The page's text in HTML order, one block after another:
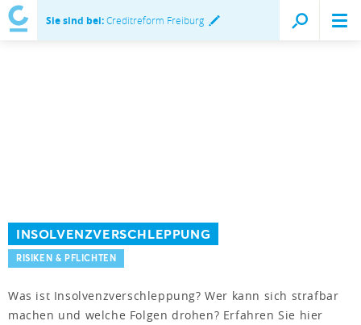
Sie sind bei:Creditreform Freiburg
INSOLVENZVERSCHLEPPUNG
RISIKEN & PFLICHTEN
Was ist Insolvenzverschleppung? Wer kann sich strafbar
machen und welche Folgen drohen? Erfahren Sie hier